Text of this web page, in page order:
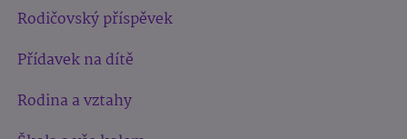
Rodičovský příspěvek
Přídavek na dítě
Rodina a vztahy